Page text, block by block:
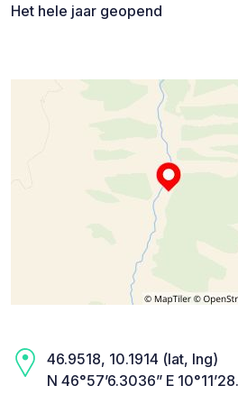
Het hele jaar geopend
46.9518, 10.1914 (lat, lng)
N 46°57’6.3036” E